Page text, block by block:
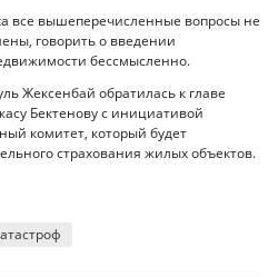
все вышеперечисленные вопросы не
говорить о введении
бессмысленно.
Жексенбай обратилась к главе
Бектенову с инициативой
комитет, который будет
страхования жилых объектов.